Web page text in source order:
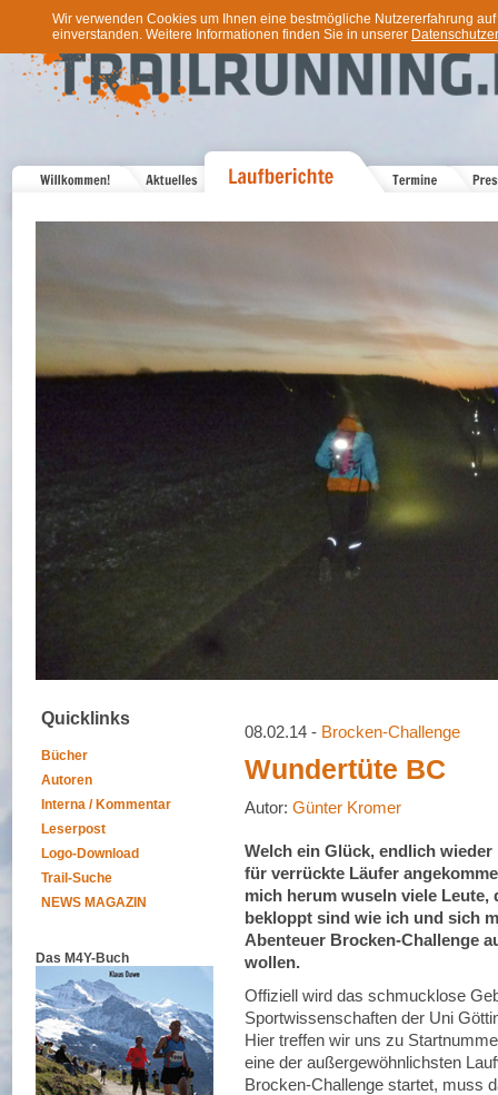
Wir verwenden Cookies um Ihnen eine bestmögliche Nutzererfahrung
einverstanden. Weitere Informationen finden Sie in unserer
Quicklinks
Bücher
Autoren
Interna / Kommentar
Leserpost
Logo-Download
Trail-Suche
NEWS MAGAZIN
Das M4Y-Buch
08.02.14 - Brocken-Challenge
Wundertüte BC
Autor: Günter Kromer
Welch ein Glück, endlich
für verrückte Läufer
mich herum wuseln viele Leute,
bekloppt sind wie ich und sich
Abenteuer Brocken-Challenge
wollen.
Offiziell wird das schmucklose
Sportwissenschaften der Uni
Hier treffen wir uns zu
eine der außergewöhnlichsten
Brocken-Challenge startet, muss